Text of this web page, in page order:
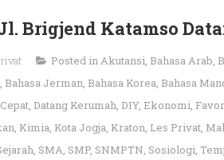
Brigjend Katamso
Posted inAkutansi, Bahasa Arab,
, Bahasa Jerman, Bahasa Korea, Bahasa
, Datang Kerumah, DIY, Ekonomi,
, Kimia, Kota Jogja, Kraton, Les Privat,
, SMA, SMP, SNMPTN, Sosiologi,